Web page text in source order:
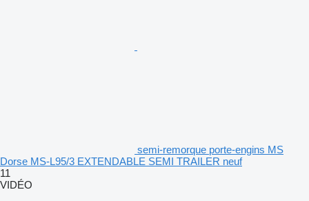
semi-remorque porte-engins MS
Dorse MS-L95/3 EXTENDABLE SEMI TRAILER neuf
11
VIDÉO